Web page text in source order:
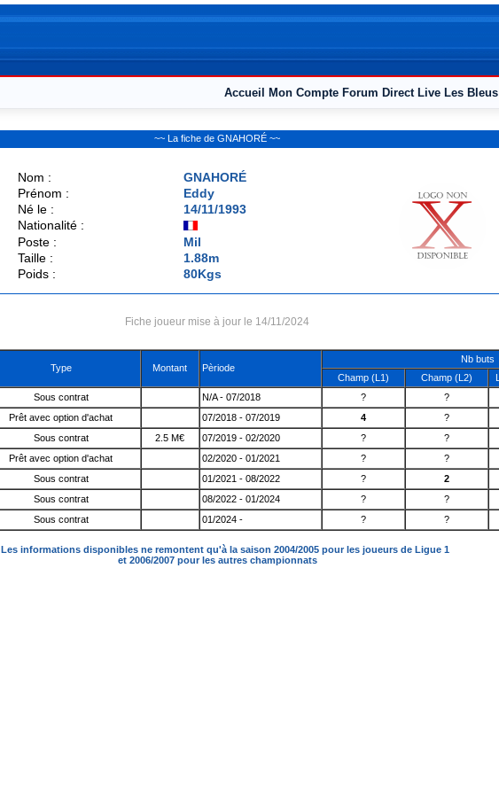
Accueil Mon Compte Forum Direct Live Les Bleus
~~ La fiche de GNAHORÉ ~~
Nom :
GNAHORÉ
Prénom :
Eddy
Né le :
14/11/1993
Nationalité :
Poste :
Mil
Taille :
1.88m
Poids :
80Kgs
Fiche joueur mise à jour le 14/11/2024
Type Montant Pèriode
Nb buts
Champ (L1)
Champ (L2)
Sous contrat N/A - 07/2018 ? ?
Prêt avec option d'achat 07/2018 - 07/2019 4 ?
Sous contrat 2.5 M€ 07/2019 - 02/2020 ? ?
Prêt avec option d'achat 02/2020 - 01/2021 ? ?
Sous contrat 01/2021 - 08/2022 ? 2
Sous contrat 08/2022 - 01/2024 ? ?
Sous contrat 01/2024 - ? ?
Les informations disponibles ne remontent qu'à la saison 2004/2005 pour les joueurs de Ligue 1
et 2006/2007 pour les autres championnats